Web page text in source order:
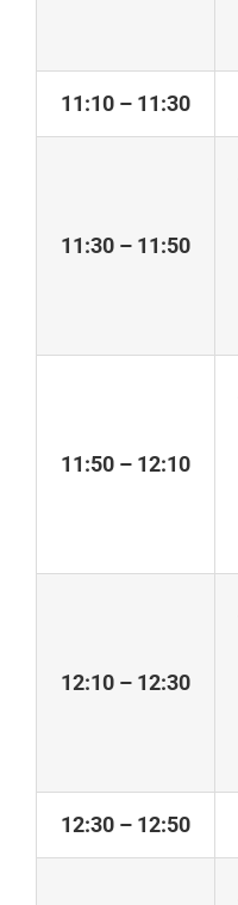
11:10 – 11:30
11:30 – 11:50
11:50 – 12:10
12:10 – 12:30
12:30 – 12:50